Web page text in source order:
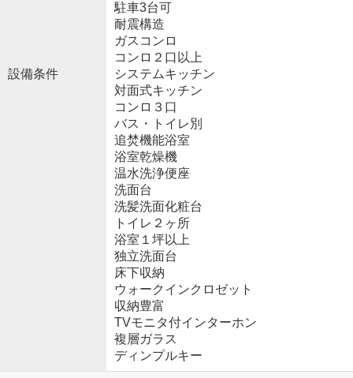
設備条件
駐車3台可
耐震構造
ガスコンロ
コンロ２口以上
システムキッチン
対面式キッチン
コンロ３口
バス・トイレ別
追焚機能浴室
浴室乾燥機
温水洗浄便座
洗面台
洗髪洗面化粧台
トイレ２ヶ所
浴室１坪以上
独立洗面台
床下収納
ウォークインクロゼット
収納豊富
TVモニタ付インターホン
複層ガラス
ディンプルキー